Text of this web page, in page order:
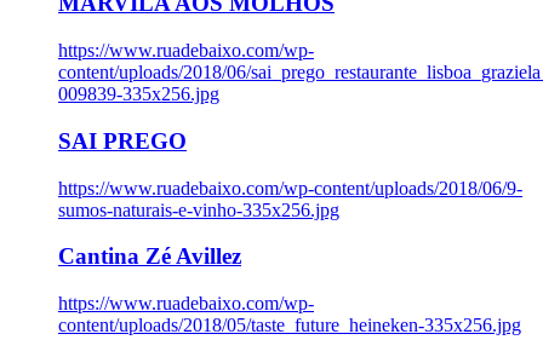
https://www.ruadebaixo.com/wp-
content/uploads/2018/06/
009839-335x256.jpg
SAI PREGO
https://www.ruadebaixo.com/wp-content/uploads/2018/06/9-
sumos-naturais-e-vinho-335x256.jpg
Cantina Zé Avillez
https://www.ruadebaixo.com/wp-
content/uploads/2018/05/taste_future_heineken-335x256.jpg